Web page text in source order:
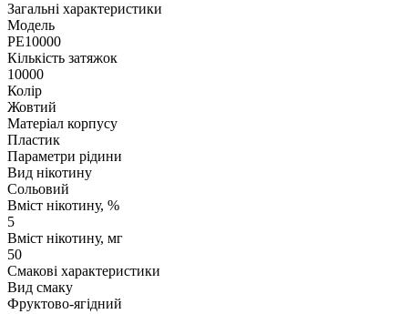
Загальні характеристики
Модель
PE10000
Кількість затяжок
10000
Колір
Жовтий
Матеріал корпусу
Пластик
Параметри рідини
Вид нікотину
Сольовий
Вміст нікотину, %
5
Вміст нікотину, мг
50
Смакові характеристики
Вид смаку
Фруктово-ягідний